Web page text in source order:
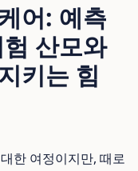
어: 예측
산모와
키는 힘
한 여정이지만, 때로